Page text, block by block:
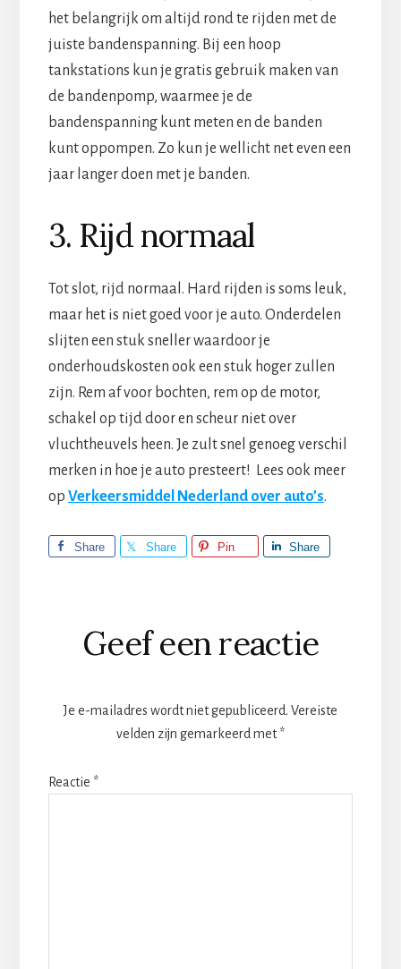
het belangrijk om altijd rond te rijden met de
juiste bandenspanning. Bij een hoop
tankstations kun je gratis gebruik maken van
de bandenpomp, waarmee je de
bandenspanning kunt meten en de banden
kunt oppompen. Zo kun je wellicht net even een
jaar langer doen met je banden.
3. Rijd normaal
Tot slot, rijd normaal. Hard rijden is soms leuk,
maar het is niet goed voor je auto. Onderdelen
slijten een stuk sneller waardoor je
onderhoudskosten ook een stuk hoger zullen
zijn. Rem af voor bochten, rem op de motor,
schakel op tijd door en scheur niet over
vluchtheuvels heen. Je zult snel genoeg verschil
merken in hoe je auto presteert! Lees ook meer
op Verkeersmiddel Nederland over auto’s.
Share Share Pin Share
Lees
Interacties
Geef een reactie
Je e-mailadres wordt niet gepubliceerd. Vereiste
velden zijn gemarkeerd met*
Reactie *